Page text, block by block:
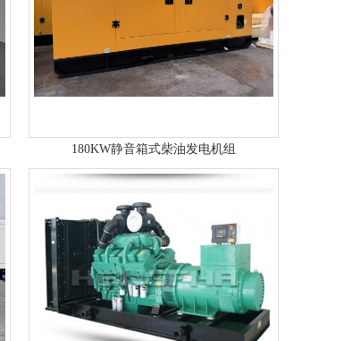
180KW静音箱式柴油发电机组